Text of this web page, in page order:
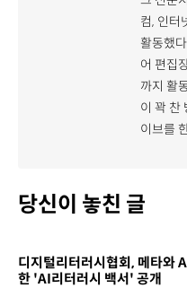
컴, 인터
활동했
어 편집
까지 활
이 꽉 찬
이브를
당신이 놓친 글
디지털리터러시협회, 메타와
한 'AI리터러시 백서' 공개